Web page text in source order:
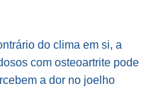
do clima em si, a
com osteoartrite pode
a dor no joelho